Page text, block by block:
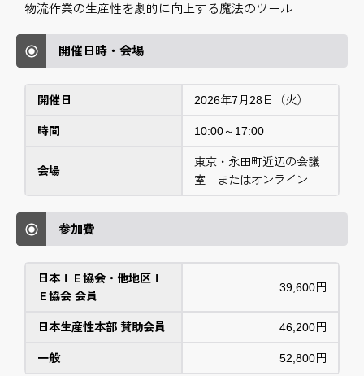
物流作業の生産性を劇的に向上する魔法のツール
開催日時・会場
開催日 2026年7月28日（火）
時間 10:00～17:00
会場
東京・永田町近辺の会議
室 またはオンライン
参加費
日本ＩＥ協会・他地区Ｉ
Ｅ協会 会員
39,600円
日本生産性本部 賛助会員 46,200円
一般 52,800円